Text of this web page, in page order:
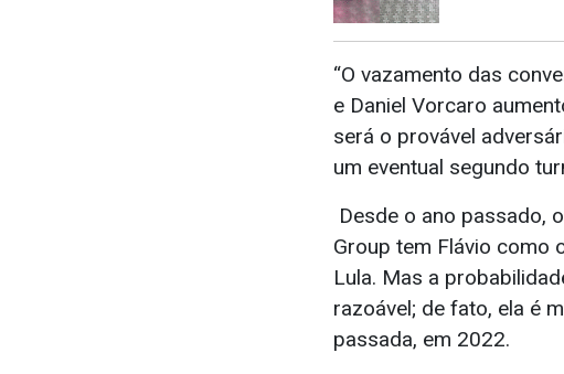
“O vazamento das
e Daniel Vorcaro
será o provável
um eventual segundo
Desde o ano passado,
Group tem Flávio como
Lula. Mas a
razoável; de fato, ela é
passada, em 2022.